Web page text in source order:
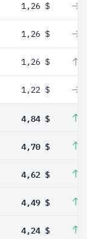
1,26 $
1,26 $
1,26 $
1,22 $
4,84 $
4,70 $
4,62 $
4,49 $
4,24 $